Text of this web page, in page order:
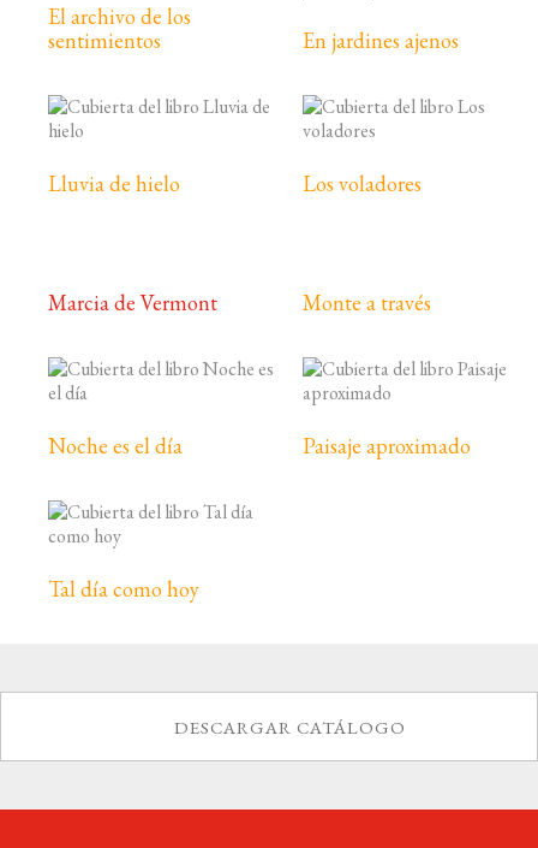
El archivo de los
sentimientos
En jardines ajenos
Lluvia de hielo Los voladores
Marcia de Vermont Monte a través
Noche es el día Paisaje aproximado
Tal día como hoy
DESCARGAR CATÁLOGO